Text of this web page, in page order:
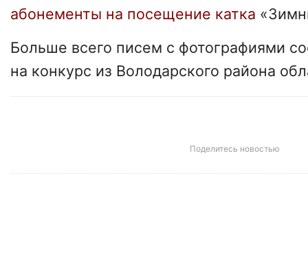
абонементы на посещение катка
Больше всего писем с фотографиями
на конкурс из Володарского района
Поделитесь новостью